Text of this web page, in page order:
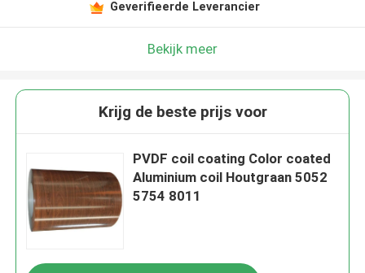
Geverifieerde Leverancier
Bekijk meer
Krijg de beste prijs voor
PVDF coil coating Color coated
Aluminium coil Houtgraan 5052
5754 8011